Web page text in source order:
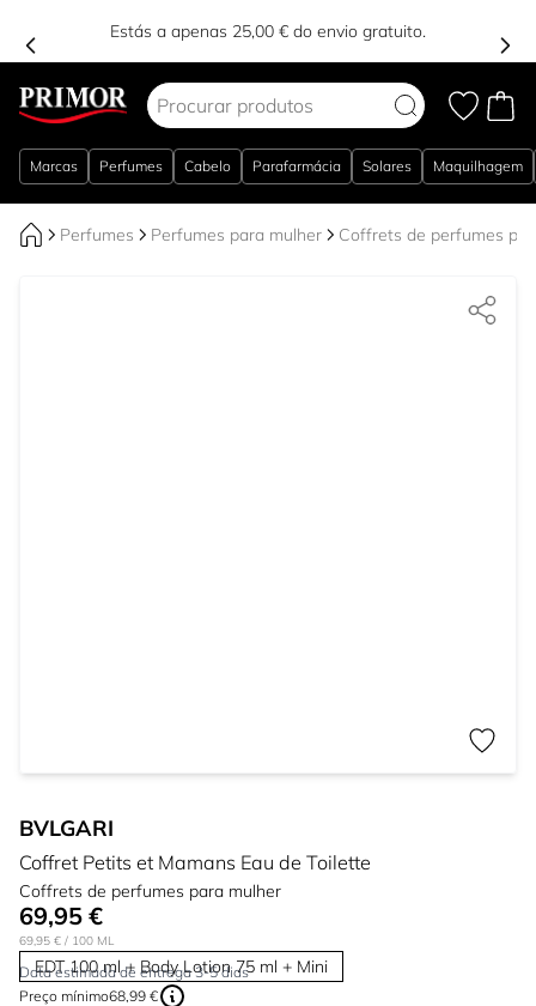
Estás a apenas 25,00 € do envio gratuito.
Marcas Perfumes Cabelo Parafarmácia Solares Maquilhagem
Perfumes Perfumes para mulher Coffrets de perfumes
BVLGARI
Coffret Petits et Mamans Eau de Toilette
Coffrets de perfumes para mulher
69,95 €
69,95 € / 100 ML
EDT 100 ml + Body Lotion 75 ml + Mini
Data estimada de entrega 3-5 dias
Preço mínimo68,99 €